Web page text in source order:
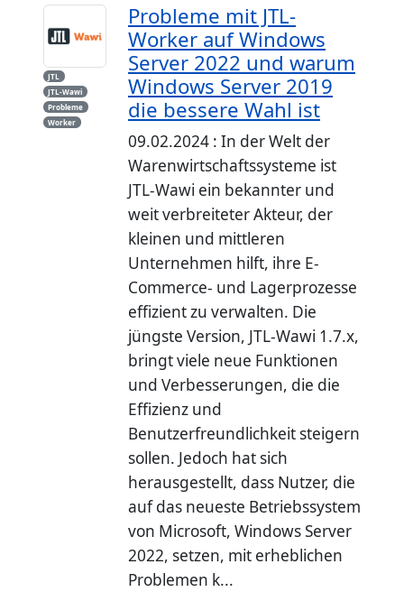
JTL
JTL-Wawi
Probleme
Worker
Probleme mit JTL-
Worker auf Windows
Server 2022 und warum
Windows Server 2019
die bessere Wahl ist
09.02.2024 : In der Welt der
Warenwirtschaftssysteme ist
JTL-Wawi ein bekannter und
weit verbreiteter Akteur, der
kleinen und mittleren
Unternehmen hilft, ihre E-
Commerce- und Lagerprozesse
effizient zu verwalten. Die
jüngste Version, JTL-Wawi 1.7.x,
bringt viele neue Funktionen
und Verbesserungen, die die
Effizienz und
Benutzerfreundlichkeit steigern
sollen. Jedoch hat sich
herausgestellt, dass Nutzer, die
auf das neueste Betriebssystem
von Microsoft, Windows Server
2022, setzen, mit erheblichen
Problemen k...